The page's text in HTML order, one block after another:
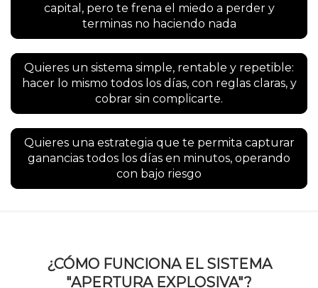
capital, pero te frena el miedo a perder y
terminas no haciendo nada
Quieres un sistema simple, rentable y repetible:
hacer lo mismo todos los días, con reglas claras, y
cobrar sin complicarte.
Quieres una estrategia que te permita capturar
ganancias todos los días en minutos, operando
con bajo riesgo
¿CÓMO FUNCIONA EL SISTEMA
"APERTURA EXPLOSIVA"?